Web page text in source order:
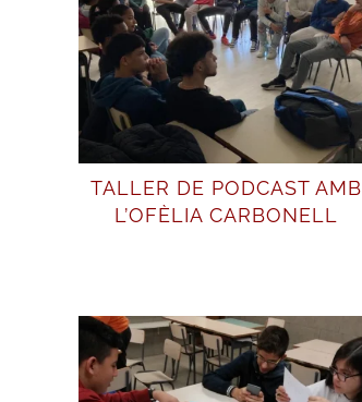
TALLER DE PODCAST AMB
L’OFÈLIA CARBONELL